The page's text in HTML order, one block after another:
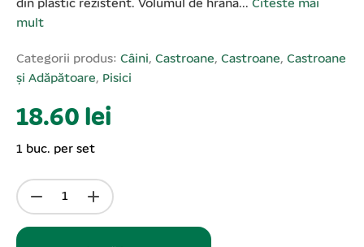
din plastic rezistent. Volumul de hrană... Citeste mai
mult
Categorii produs: Câini, Castroane, Castroane, Castroane
și Adăpătoare, Pisici
18.60 lei
1 buc. per set